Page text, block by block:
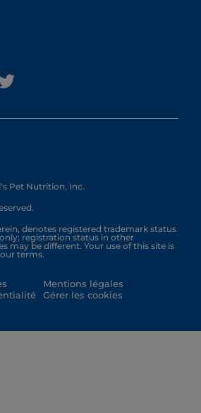
Pet Nutrition, Inc.
denotes registered trademark status
only; registration status in other
may be different. Your use of this site is
terms.
Mentions légales
Gérer les cookies